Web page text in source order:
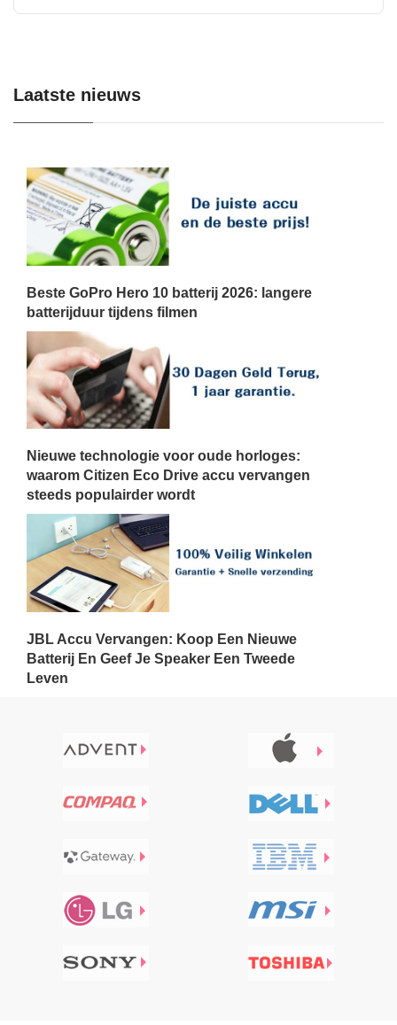
Laatste nieuws
Beste GoPro Hero 10 batterij 2026: langere
batterijduur tijdens filmen
Nieuwe technologie voor oude horloges:
waarom Citizen Eco Drive accu vervangen
steeds populairder wordt
JBL Accu Vervangen: Koop Een Nieuwe
Batterij En Geef Je Speaker Een Tweede
Leven